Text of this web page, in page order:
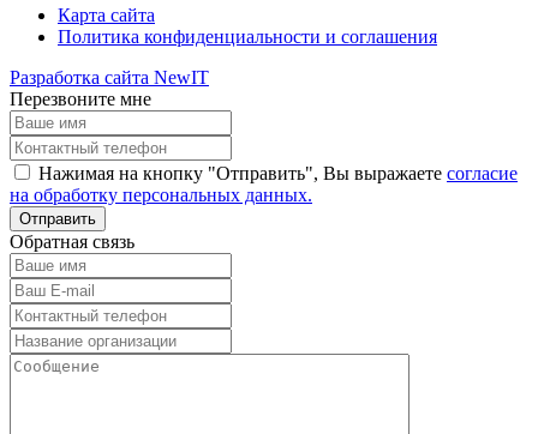
Карта сайта
Политика конфиденциальности и соглашения
Разработка сайта NewIT
Перезвоните мне
Нажимая на кнопку "Отправить", Вы выражаете согласие
на обработку персональных данных.
Обратная связь